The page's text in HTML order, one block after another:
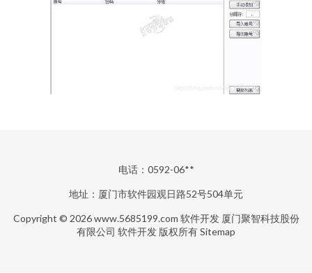
电话：0592-06**
地址：厦门市软件园观日路52号504单元
Copyright © 2026www.5685199.com 软件开发 厦门聚智科技股份
有限公司 软件开发 版权所有Sitemap